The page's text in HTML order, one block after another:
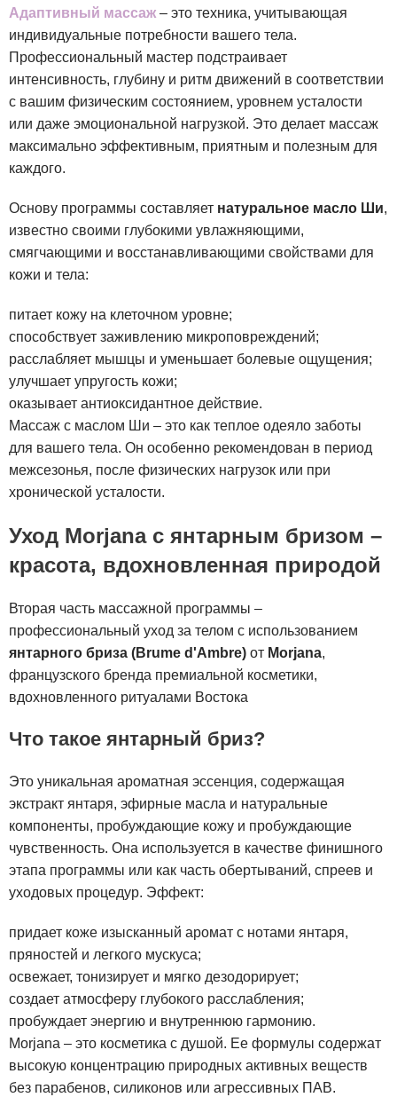
Адаптивный массаж – это техника, учитывающая
индивидуальные потребности вашего тела.
Профессиональный мастер подстраивает
интенсивность, глубину и ритм движений в соответствии
с вашим физическим состоянием, уровнем усталости
или даже эмоциональной нагрузкой. Это делает массаж
максимально эффективным, приятным и полезным для
каждого.
Основу программы составляет натуральное масло Ши,
известно своими глубокими увлажняющими,
смягчающими и восстанавливающими свойствами для
кожи и тела:
питает кожу на клеточном уровне;
способствует заживлению микроповреждений;
расслабляет мышцы и уменьшает болевые ощущения;
улучшает упругость кожи;
оказывает антиоксидантное действие.
Массаж с маслом Ши – это как теплое одеяло заботы
для вашего тела. Он особенно рекомендован в период
межсезонья, после физических нагрузок или при
хронической усталости.
Уход Morjana с янтарным бризом –
красота, вдохновленная природой
Вторая часть массажной программы –
профессиональный уход за телом с использованием
янтарного бриза (Brume d'Ambre) от Morjana,
французского бренда премиальной косметики,
вдохновленного ритуалами Востока
Что такое янтарный бриз?
Это уникальная ароматная эссенция, содержащая
экстракт янтаря, эфирные масла и натуральные
компоненты, пробуждающие кожу и пробуждающие
чувственность. Она используется в качестве финишного
этапа программы или как часть обертываний, спреев и
уходовых процедур. Эффект:
придает коже изысканный аромат с нотами янтаря,
пряностей и легкого мускуса;
освежает, тонизирует и мягко дезодорирует;
создает атмосферу глубокого расслабления;
пробуждает энергию и внутреннюю гармонию.
Morjana – это косметика с душой. Ее формулы содержат
высокую концентрацию природных активных веществ
без парабенов, силиконов или агрессивных ПАВ.